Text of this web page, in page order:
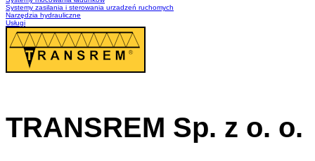
Systemy zasilania i sterowania urzadzeń ruchomych
Narzędzia hydrauliczne
Usługi
TRANSREM Sp. z o. o.